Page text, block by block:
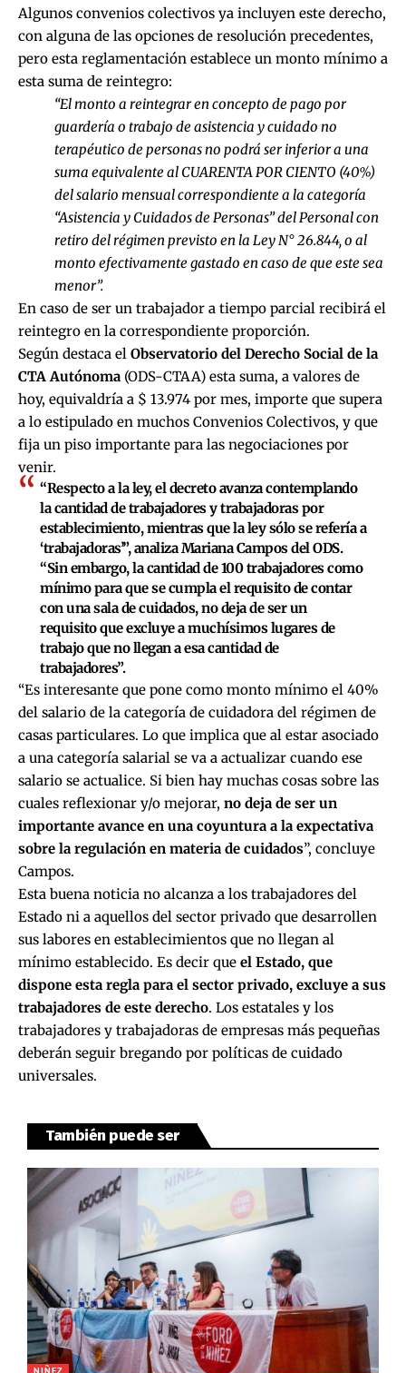
Algunos convenios colectivos ya incluyen este derecho,
con alguna de las opciones de resolución precedentes,
pero esta reglamentación establece un monto mínimo a
esta suma de reintegro:
“El monto a reintegrar en concepto de pago por
guardería o trabajo de asistencia y cuidado no
terapéutico de personas no podrá ser inferior a una
suma equivalente al CUARENTA POR CIENTO (40%)
del salario mensual correspondiente a la categoría
“Asistencia y Cuidados de Personas” del Personal con
retiro del régimen previsto en la Ley N° 26.844, o al
monto efectivamente gastado en caso de que este sea
menor”.
En caso de ser un trabajador a tiempo parcial recibirá el
reintegro en la correspondiente proporción.
Según destaca el Observatorio del Derecho Social de la
CTA Autónoma (ODS-CTAA) esta suma, a valores de
hoy, equivaldría a $ 13.974 por mes, importe que supera
a lo estipulado en muchos Convenios Colectivos, y que
fija un piso importante para las negociaciones por
venir.
“Respecto a la ley, el decreto avanza contemplando
la cantidad de trabajadores y trabajadoras por
establecimiento, mientras que la ley sólo se refería a
‘trabajadoras’”, analizaMariana Camposdel ODS.
“Sin embargo, la cantidad de 100 trabajadores como
mínimo para que se cumpla el requisito de contar
con una sala de cuidados, no deja de ser un
requisito que excluye a muchísimos lugares de
trabajo que no llegan a esa cantidad de
trabajadores”.
“Es interesante que pone como monto mínimo el 40%
del salario de la categoría de cuidadora del régimen de
casas particulares. Lo que implica que al estar asociado
a una categoría salarial se va a actualizar cuando ese
salario se actualice. Si bien hay muchas cosas sobre las
cuales reflexionar y/o mejorar, no deja de ser un
importante avance en una coyuntura a la expectativa
sobre la regulación en materia de cuidados”, concluye
Campos.
Esta buena noticia no alcanza a los trabajadores del
Estado ni a aquellos del sector privado que desarrollen
sus labores en establecimientos que no llegan al
mínimo establecido. Es decir que el Estado, que
dispone esta regla para el sector privado, excluye a sus
trabajadores de este derecho. Los estatales y los
trabajadores y trabajadoras de empresas más pequeñas
deberán seguir bregando por políticas de cuidado
universales.
También puede ser